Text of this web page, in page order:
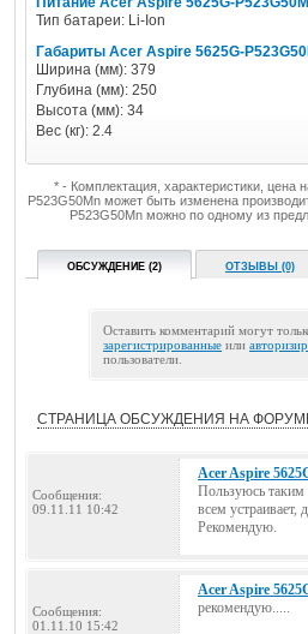
Тип батареи: Li-Ion
Габариты Acer Aspire 5625G-
Ширина (мм): 379
Глубина (мм): 250
Высота (мм): 34
Вес (кг): 2.4
* - Комплектация, характеристики, цена
P523G50Mn может быть изменена
P523G50Mn можно по одному из
ОБСУЖДЕНИЕ (2) ОТЗЫВЫ (0)
Оставить комментарий могут
зарегистрированные или
пользователи.
СТРАНИЦА ОБСУЖДЕНИЯ НА
Сообщения:
09.11.11 10:42
Acer Aspire
Пользуюсь таким
всем устраивает,
Рекомендую.
Сообщения:
01.11.10 15:42
Acer Aspire
рекомендую.....